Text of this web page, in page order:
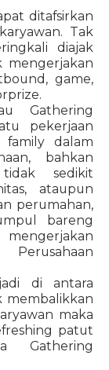
ditafsirkan
Tak
diajak
game,
Gathering
pekerjaan
family dalam
bahkan
sedikit
ataupun
perumahan,
bareng
di antara
membalikkan
maka
patut
Gathering